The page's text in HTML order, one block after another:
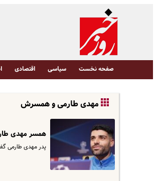
صفحه نخست سیاسی اقتصادی
مهدی طارمی و همسرش
همسر مهدی
پدر مهدی طارمی